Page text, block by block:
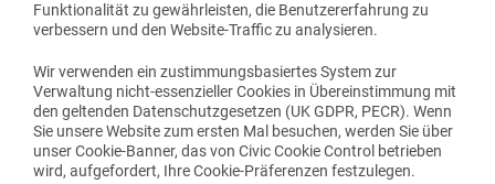
Funktionalität zu gewährleisten, die Benutzererfahrung zu
verbessern und den Website-Traffic zu analysieren.
Wir verwenden ein zustimmungsbasiertes System zur
Verwaltung nicht-essenzieller Cookies in Übereinstimmung mit
den geltenden Datenschutzgesetzen (UK GDPR, PECR). Wenn
Sie unsere Website zum ersten Mal besuchen, werden Sie über
unser Cookie-Banner, das von Civic Cookie Control betrieben
wird, aufgefordert, Ihre Cookie-Präferenzen festzulegen.